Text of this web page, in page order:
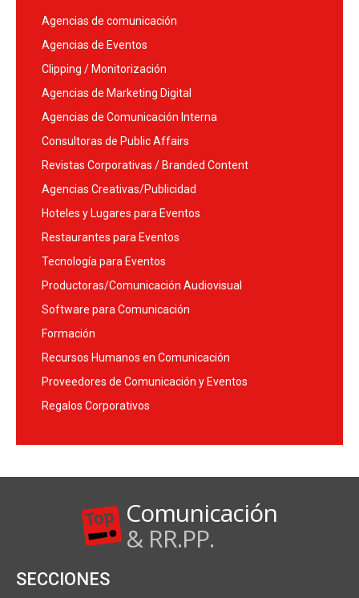
Agencias de comunicación
Agencias de Eventos
Clipping / Monitorización
Agencias de Marketing Digital
Agencias de Comunicación Interna
Consultoras de Public Affairs
Revistas Corporativas / Branded Content
Agencias Creativas/Publicidad
Hoteles y Lugares para Eventos
Restaurantes para Eventos
Tecnología para Eventos
Productoras/Comunicación Audiovisual
Software para Comunicación
Formación
Recursos Humanos en Comunicación
Proveedores de Comunicación y Eventos
Regalos Corporativos
Comunicación
& RR.PP.
SECCIONES